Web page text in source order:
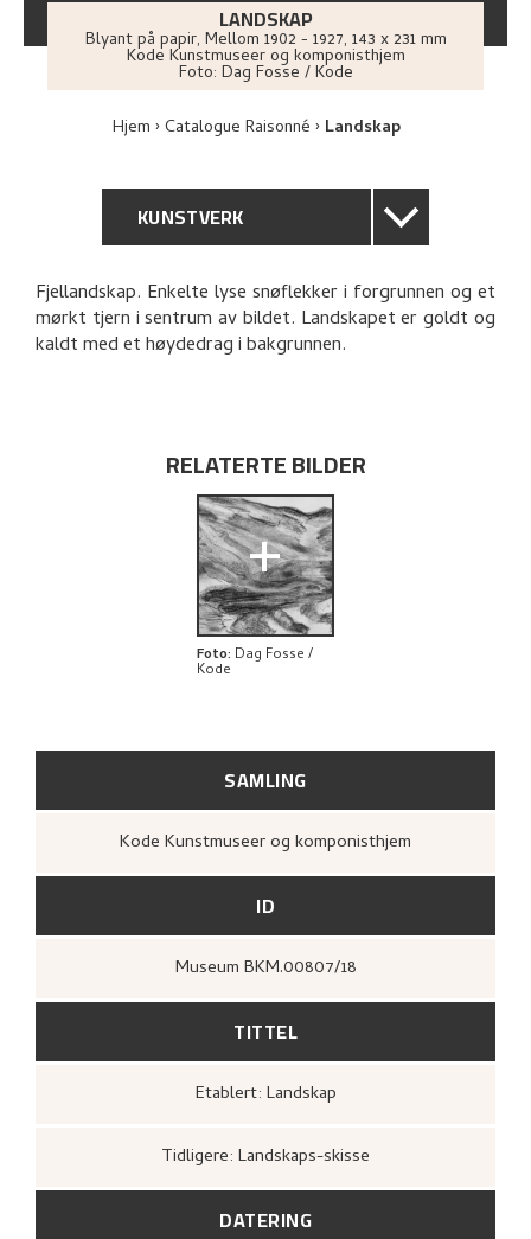
LANDSKAP
Blyant på papir, Mellom 1902 - 1927, 143 x 231 mm
Kode Kunstmuseer og komponisthjem
Foto: Dag Fosse / Kode
Hjem Catalogue Raisonné Landskap
KUNSTVERK
GENERELL BESKRIVELSE
TEKNISK INFORMASJON
UTFORSK
SAMLING
Kode Kunstmuseer og komponisthjem
ID
Museum BKM.00807/18
TITTEL
Etablert: Landskap
Tidligere: Landskaps-skisse
DATERING
Fjellandskap. Enkelte lyse snøflekker i forgrunnen og et
mørkt tjern i sentrum av bildet. Landskapet er goldt og
kaldt med et høydedrag i bakgrunnen.
RELATERTE BILDER
+
Foto: Dag Fosse /
Kode